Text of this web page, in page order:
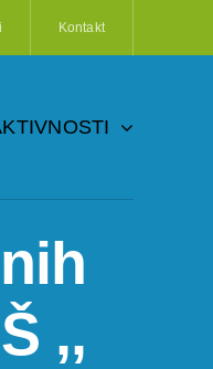
Kontakt
,,